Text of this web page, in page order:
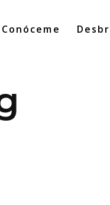
Conóceme